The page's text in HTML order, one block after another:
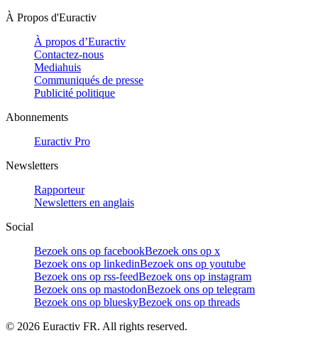
À Propos d'Euractiv
À propos d’Euractiv
Contactez-nous
Mediahuis
Communiqués de presse
Publicité politique
Abonnements
Euractiv Pro
Newsletters
Rapporteur
Newsletters en anglais
Social
Bezoek ons op facebookBezoek ons op x
Bezoek ons op linkedinBezoek ons op youtube
Bezoek ons op rss-feedBezoek ons op instagram
Bezoek ons op mastodonBezoek ons op telegram
Bezoek ons op blueskyBezoek ons op threads
© 2026 Euractiv FR. All rights reserved.